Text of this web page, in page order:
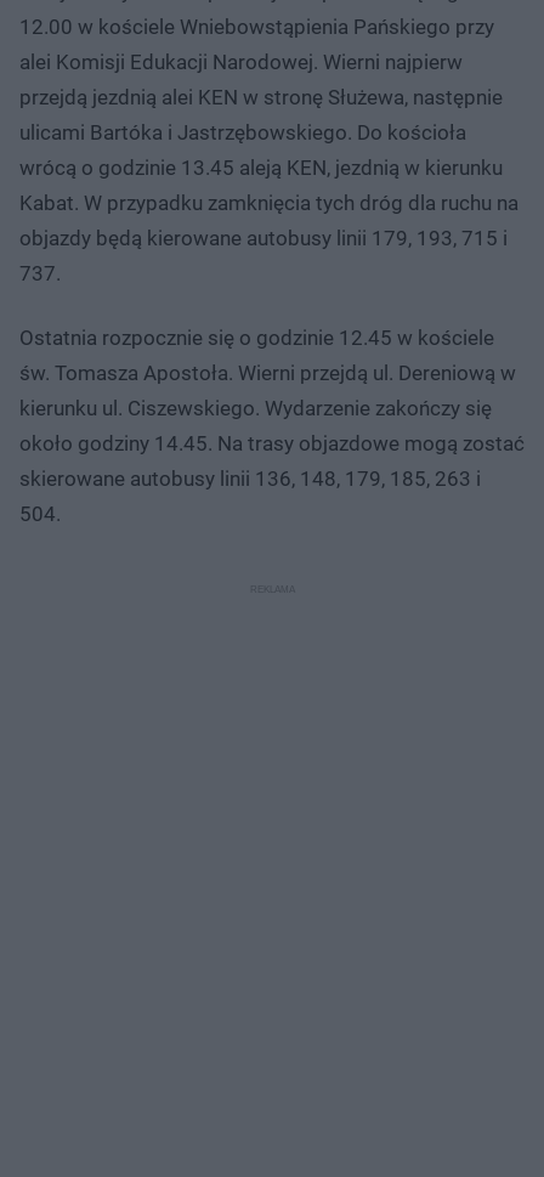
12.00 w kościele Wniebowstąpienia Pańskiego przy
alei Komisji Edukacji Narodowej. Wierni najpierw
przejdą jezdnią alei KEN w stronę Służewa, następnie
ulicami Bartóka i Jastrzębowskiego. Do kościoła
wrócą o godzinie 13.45 aleją KEN, jezdnią w kierunku
Kabat. W przypadku zamknięcia tych dróg dla ruchu na
objazdy będą kierowane autobusy linii 179, 193, 715 i
737.
Ostatnia rozpocznie się o godzinie 12.45 w kościele
św. Tomasza Apostoła. Wierni przejdą ul. Dereniową w
kierunku ul. Ciszewskiego. Wydarzenie zakończy się
około godziny 14.45. Na trasy objazdowe mogą zostać
skierowane autobusy linii 136, 148, 179, 185, 263 i
504.